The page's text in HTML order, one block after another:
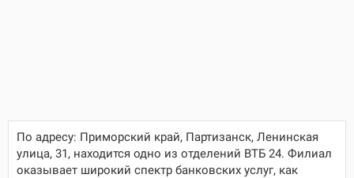
По адресу: Приморский край, Партизанск, Ленинская
улица, 31, находится одно из отделений ВТБ 24. Филиал
оказывает широкий спектр банковских услуг, как